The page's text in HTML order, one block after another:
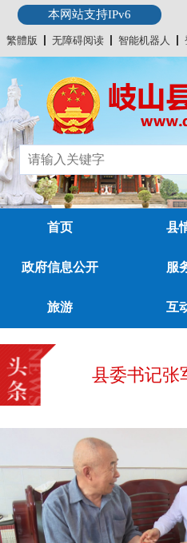
本网站支持IPv6
繁體版 无障碍阅读 智能机器人
首页 县
政府信息公开 服
旅游 互
县委书记张